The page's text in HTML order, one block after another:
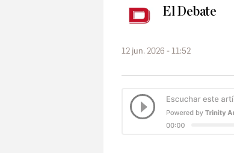
El Debate
12 jun. 2026 - 11:52